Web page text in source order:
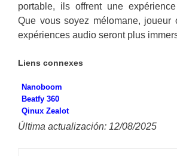
portable, ils offrent une
Que vous soyez mélomane, joueur
expériences audio seront plus
Liens connexes
Nanoboom
Beatfy 360
Qinux Zealot
Última actualización: 12/08/2025